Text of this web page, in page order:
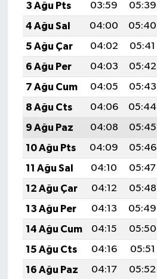
3 Ağu Pts
03:59 05:39
4 Ağu Sal
04:00 05:40
5 Ağu Çar
04:02 05:41
6 Ağu Per
04:03 05:42
7 Ağu Cum
04:05 05:43
8 Ağu Cts
04:06 05:44
9 Ağu Paz
04:08 05:45
10 Ağu Pts
04:09 05:46
11 Ağu Sal
04:10 05:47
12 Ağu Çar
04:12 05:48
13 Ağu Per
04:13 05:49
14 Ağu Cum
04:15 05:50
15 Ağu Cts
04:16 05:51
16 Ağu Paz
04:17 05:52